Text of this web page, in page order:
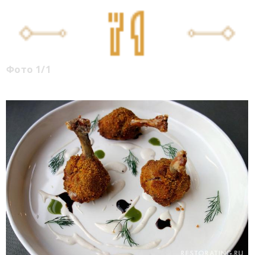
Фото 1/1